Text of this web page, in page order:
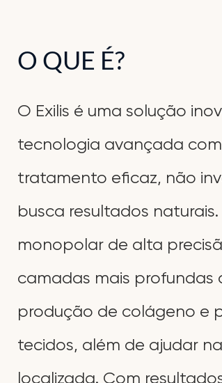
O QUE É?
O Exilis é uma solução
tecnologia avançada
tratamento eficaz, não
busca resultados
monopolar de alta
camadas mais profundas
produção de colágeno e
tecidos, além de ajudar
localizada. Com